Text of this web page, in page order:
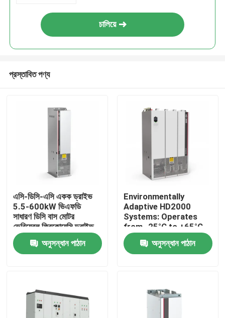
পণ্য
চালিয়ে
প্রস্তাবিত পণ্য
এসি-ডিসি-এসি একক ড্রাইভ
5.5-600kW ভিএফডি
সাধারণ ডিসি বাস মোটর
ভেরিয়েবল ফ্রিকোয়েন্সি ড্রাইভ
লিফটের জন্য
অনুসন্ধান পাঠান
Environmentally
Adaptive HD2000
Systems: Operates
from -25°C to +65°C
and Humidity Up to
85%
অনুসন্ধান পাঠান